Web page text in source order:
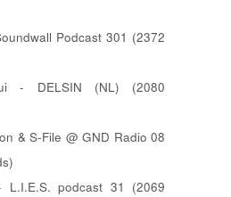
Podcast 301 (2372
- DELSIN (NL) (2080
& S-File @ GND Radio 08
L.I.E.S. podcast 31 (2069